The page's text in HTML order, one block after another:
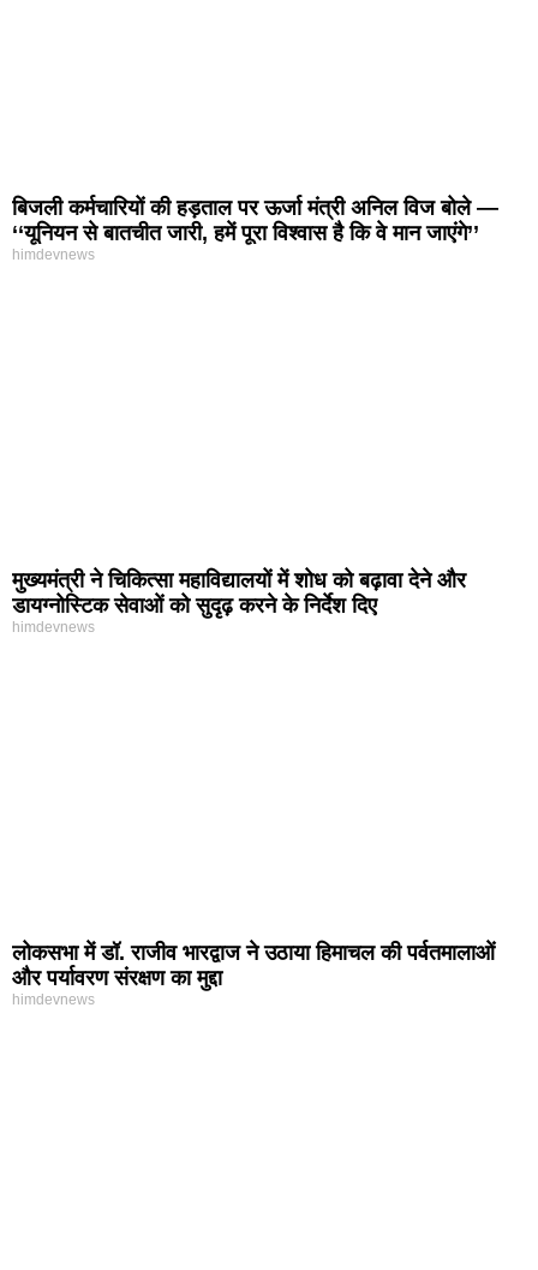
बिजली कर्मचारियों की हड़ताल पर ऊर्जा मंत्री अनिल विज बोले —
‘‘यूनियन से बातचीत जारी, हमें पूरा विश्वास है कि वे मान जाएंगे’’
himdevnews
मुख्यमंत्री ने चिकित्सा महाविद्यालयों में शोध को बढ़ावा देने और
डायग्नोस्टिक सेवाओं को सुदृढ़ करने के निर्देश दिए
himdevnews
लोकसभा में डॉ. राजीव भारद्वाज ने उठाया हिमाचल की पर्वतमालाओं
और पर्यावरण संरक्षण का मुद्दा
himdevnews